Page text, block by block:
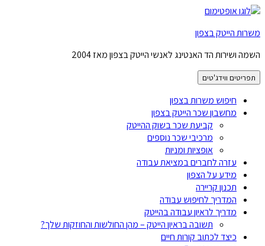
משרות הייטק בצפון
השמה ושירות הד האנטינג לאנשי הייטק בצפון מאז 2004
תפריטים ווידג'טים
חיפוש משרות בצפון
מחשבון שכר הייטק בצפון
קביעת שכר בשוק ההייטק
מרכיבי שכר נוספים
אופציות ומניות
עזרה לחברים במציאת עבודה
מידע על הצפון
תכנון קריירה
המדריך לחיפוש עבודה
מדריך לראיון עבודה בהייטק
תשובה בראיון הייטק – מהן החולשות והחוזקות שלך?
כיצד לכתוב קורות חיים